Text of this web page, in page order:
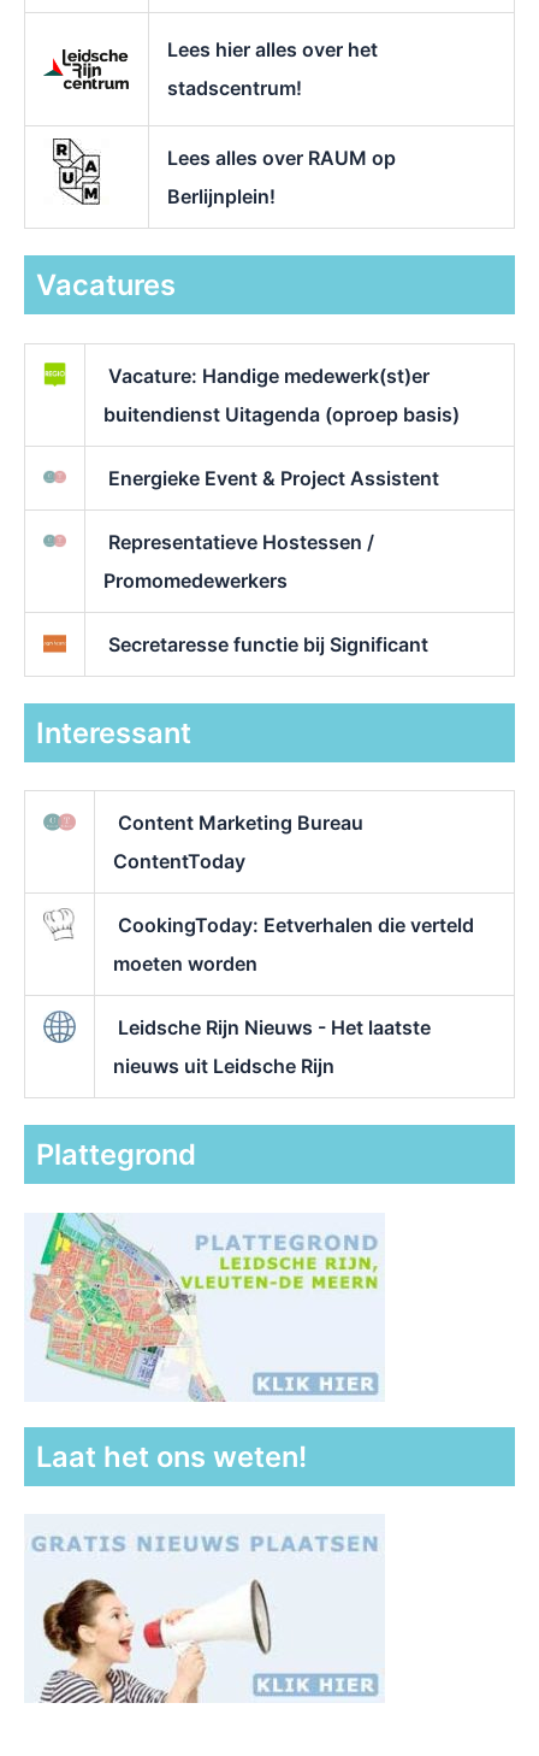
Lees hier alles over het
stadscentrum!
Lees alles over RAUM op
Berlijnplein!
Vacatures
Vacature: Handige medewerk(st)er
buitendienst Uitagenda (oproep basis)
Energieke Event & Project Assistent
Representatieve Hostessen /
Promomedewerkers
Secretaresse functie bij Significant
Interessant
Content Marketing Bureau
ContentToday
CookingToday: Eetverhalen die verteld
moeten worden
Leidsche Rijn Nieuws - Het laatste
nieuws uit Leidsche Rijn
Plattegrond
Laat het ons weten!